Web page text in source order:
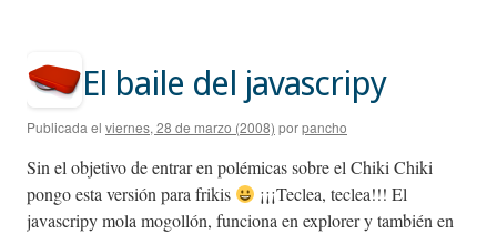
El baile del javascripy
Publicada el viernes, 28 de marzo (2008) porpancho
Sin el objetivo de entrar en polémicas sobre el Chiki Chiki
pongo esta versión para frikis
¡¡¡Teclea, teclea!!! El
javascripy mola mogollón, funciona en explorer y también en